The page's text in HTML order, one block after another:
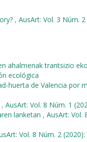
, AusArt: Vol. 3 Núm.
ahalmenak trantsizio
ecológica
huerta de Valencia por
, AusArt: Vol. 8 Núm. 1
lanketan , AusArt: Vol.
Vol. 8 Núm. 2